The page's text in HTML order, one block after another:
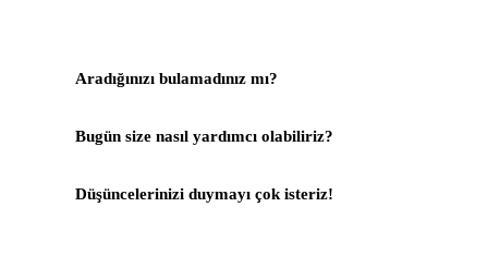
Aradığınızı bulamadınız mı?
Bugün size nasıl yardımcı olabiliriz?
Düşüncelerinizi duymayı çok isteriz!